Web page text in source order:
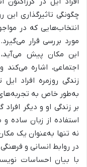
چگونگی تاثیرگذاری
انتخاب‌هایی که در
مورد بررسی قرار می‌گیرد.
این مکان پیش می‌آید،
اجتماعی، اشاره
زندگی روزمره افراد
به‌طور خاص به
بر زندگی او و دیگر
استفاده از زبان ساده
نه تنها به‌عنوان یک
در روابط انسانی و
با بیان احساسات